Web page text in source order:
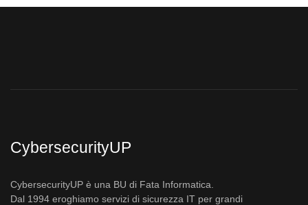
CybersecurityUP
CybersecurityUP è una BU di Fata Informatica.
Dal 1994 eroghiamo servizi di sicurezza IT per grandi